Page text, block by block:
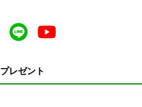
プレゼント